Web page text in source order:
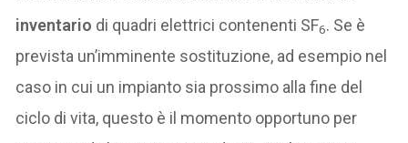
inventario di quadri elettrici contenenti SF6. Se è
prevista un’imminente sostituzione, ad esempio nel
caso in cui un impianto sia prossimo alla fine del
ciclo di vita, questo è il momento opportuno per